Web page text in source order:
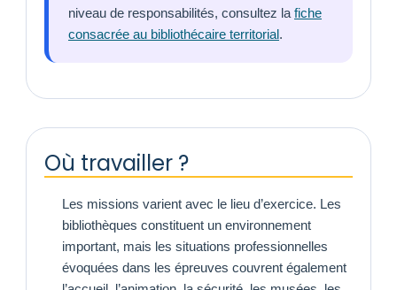
niveau de responsabilités, consultez la fiche
consacrée au bibliothécaire territorial.
Où travailler ?
Les missions varient avec le lieu d’exercice. Les
bibliothèques constituent un environnement
important, mais les situations professionnelles
évoquées dans les épreuves couvrent également